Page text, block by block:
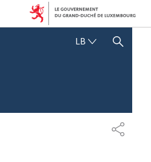
LB SHOW HIDE SEARCH